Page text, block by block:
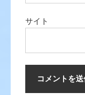
サイト